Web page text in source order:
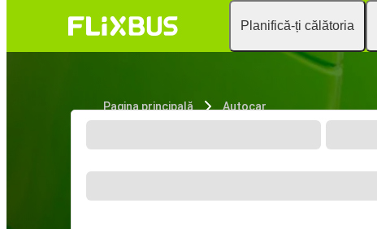
Planifică-ți călătoria
Pagina principală Autocar